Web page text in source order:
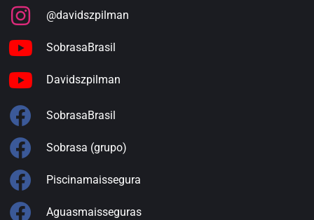
@davidszpilman
SobrasaBrasil
Davidszpilman
SobrasaBrasil
Sobrasa (grupo)
Piscinamaissegura
Aguasmaisseguras